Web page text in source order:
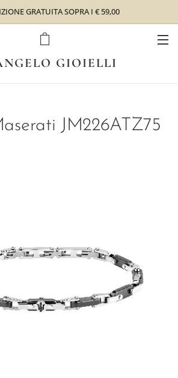
GRATUITA SOPRA I € 59,00
GIOIELLI
JM226ATZ75